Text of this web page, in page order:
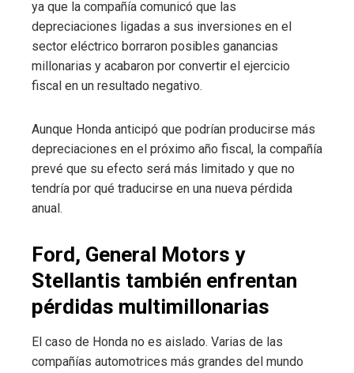
ya que la compañía comunicó que las
depreciaciones ligadas a sus inversiones en el
sector eléctrico borraron posibles ganancias
millonarias y acabaron por convertir el ejercicio
fiscal en un resultado negativo.
Aunque Honda anticipó que podrían producirse más
depreciaciones en el próximo año fiscal, la compañía
prevé que su efecto será más limitado y que no
tendría por qué traducirse en una nueva pérdida
anual.
Ford, General Motors y
Stellantis también enfrentan
pérdidas multimillonarias
El caso de Honda no es aislado. Varias de las
compañías automotrices más grandes del mundo